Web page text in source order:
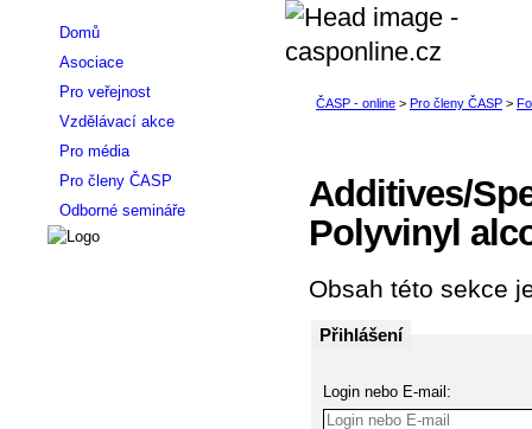
Additives/
Polyvinyl
Obsah této sekce
Přihlášení
Login nebo E-mail:
Domů
Asociace
Pro veřejnost
Vzdělávací akce
Pro média
Pro členy ČASP
Odborné semináře